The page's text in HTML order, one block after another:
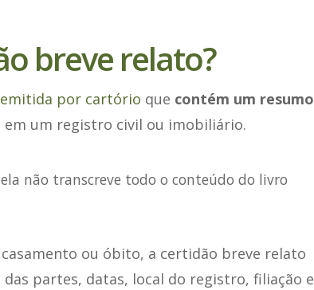
breve relato?
por cartório que contém um resumo
um registro civil ou imobiliário.
não transcreve todo o conteúdo do livro
ou óbito, a certidão breve relato
partes, datas, local do registro, filiação e